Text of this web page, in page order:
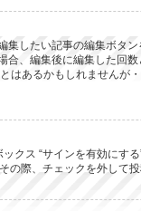
したい記事の編集ボタ
、編集後に編集した回
あるかもしれませんが
ス “サインを有効にす
の際、チェックを外して